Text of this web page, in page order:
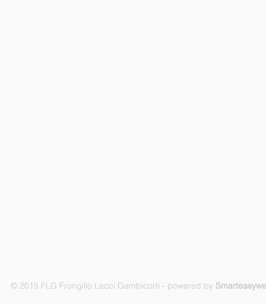
© 2015 FLG Frongillo Lecci Gambicorti - powered by